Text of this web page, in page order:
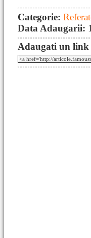
Categorie:
Data Adaugarii:
Adaugati un link